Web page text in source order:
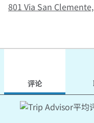
801 Via San
评论